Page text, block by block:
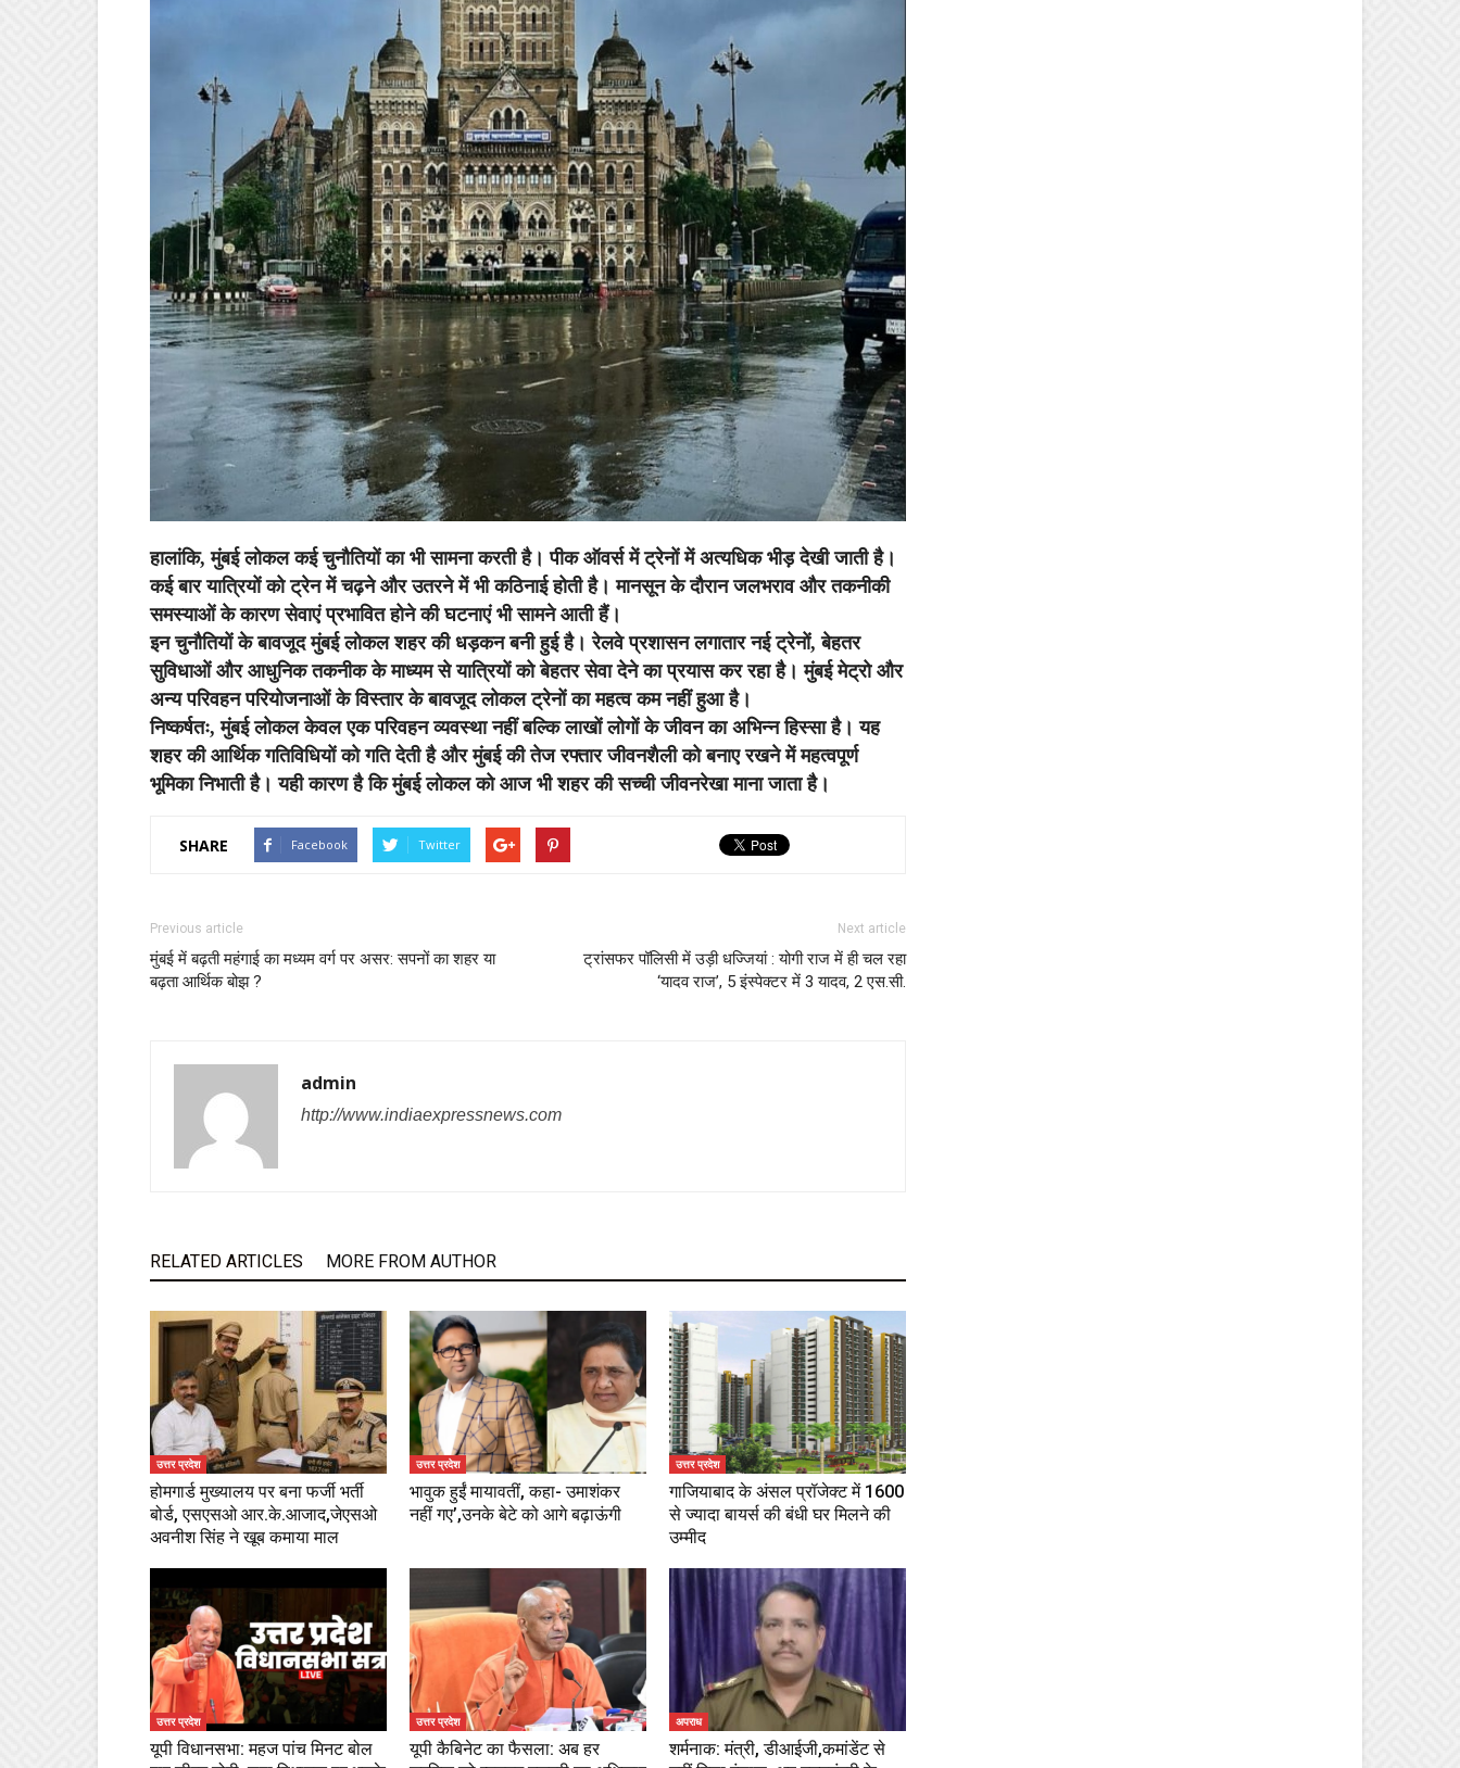
हालांकि, मुंबई लोकल कई चुनौतियों का भी सामना करती है। पीक ऑवर्स में ट्रेनों में अत्यधिक भीड़ देखी जाती है।
कई बार यात्रियों को ट्रेन में चढ़ने और उतरने में भी कठिनाई होती है। मानसून के दौरान जलभराव और तकनीकी
समस्याओं के कारण सेवाएं प्रभावित होने की घटनाएं भी सामने आती हैं।
इन चुनौतियों के बावजूद मुंबई लोकल शहर की धड़कन बनी हुई है। रेलवे प्रशासन लगातार नई ट्रेनों, बेहतर
सुविधाओं और आधुनिक तकनीक के माध्यम से यात्रियों को बेहतर सेवा देने का प्रयास कर रहा है। मुंबई मेट्रो और
अन्य परिवहन परियोजनाओं के विस्तार के बावजूद लोकल ट्रेनों का महत्व कम नहीं हुआ है।
निष्कर्षतः, मुंबई लोकल केवल एक परिवहन व्यवस्था नहीं बल्कि लाखों लोगों के जीवन का अभिन्न हिस्सा है। यह
शहर की आर्थिक गतिविधियों को गति देती है और मुंबई की तेज रफ्तार जीवनशैली को बनाए रखने में महत्वपूर्ण
भूमिका निभाती है। यही कारण है कि मुंबई लोकल को आज भी शहर की सच्ची जीवनरेखा माना जाता है।
SHARE Facebook Twitter
Previous article
मुंबई में बढ़ती महंगाई का मध्यम वर्ग पर असर: सपनों का शहर या
बढ़ता आर्थिक बोझ ?
Next article
ट्रांसफर पॉलिसी में उड़ी धज्जियां : योगी राज में ही चल रहा
‘यादव राज’, 5 इंस्पेक्टर में 3 यादव, 2 एस.सी.
admin
http://www.indiaexpressnews.com
RELATED ARTICLES MORE FROM AUTHOR
उत्तर प्रदेश
होमगार्ड मुख्यालय पर बना फर्जी भर्ती
बोर्ड, एसएसओ आर.के.आजाद,जेएसओ
अवनीश सिंह ने खूब कमाया माल
उत्तर प्रदेश
भावुक हुईं मायावतीं, कहा- उमाशंकर
नहीं गए’,उनके बेटे को आगे बढ़ाऊंगी
उत्तर प्रदेश
गाजियाबाद के अंसल प्रॉजेक्ट में 1600
से ज्यादा बायर्स की बंधी घर मिलने की
उम्मीद
उत्तर प्रदेश
यूपी विधानसभा: महज पांच मिनट बोल
उत्तर प्रदेश
यूपी कैबिनेट का फैसला: अब हर
अपराध
शर्मनाक: मंत्री, डीआईजी,कमांडेंट से